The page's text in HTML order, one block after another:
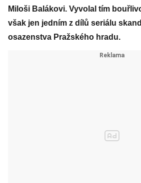
Miloši Balákovi. Vyvolal tím
však jen jedním z dílů seriálu
osazenstva Pražského hradu.